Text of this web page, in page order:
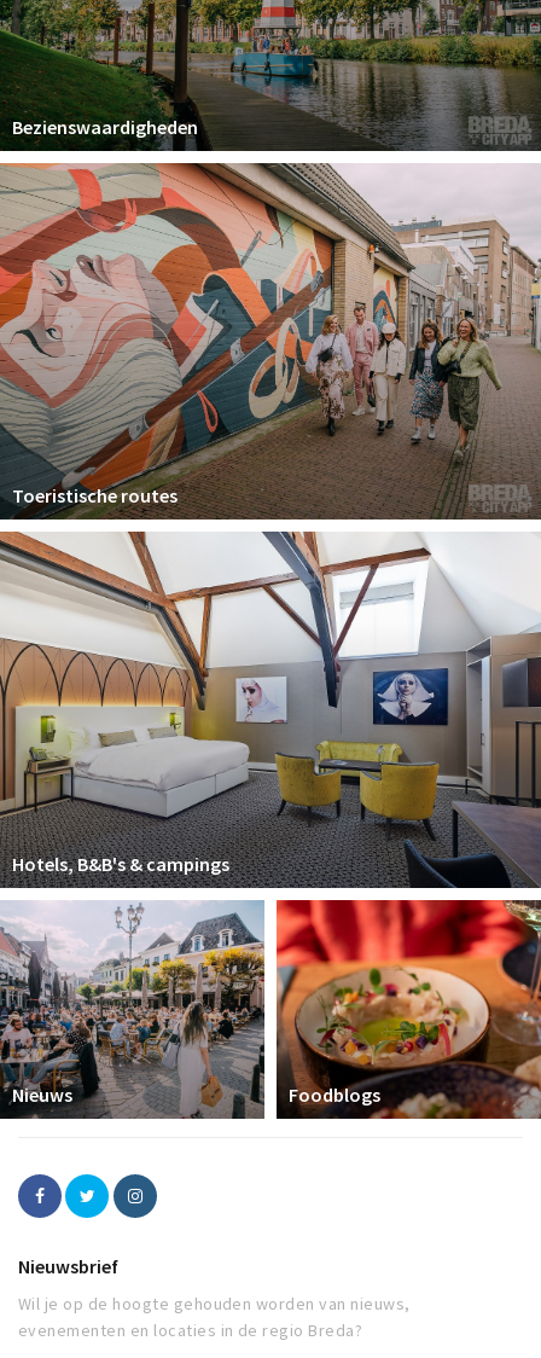
Bezienswaardigheden
Toeristische routes
Hotels, B&B's & campings
Nieuws Foodblogs
Nieuwsbrief
Wil je op de hoogte gehouden worden van nieuws,
evenementen en locaties in de regio Breda?